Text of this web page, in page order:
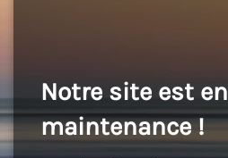
Notre site est en
maintenance !